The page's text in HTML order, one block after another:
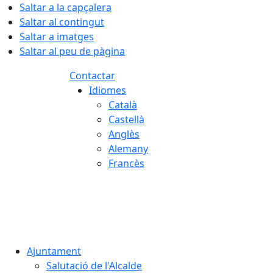
Saltar a la capçalera
Saltar al contingut
Saltar a imatges
Saltar al peu de pàgina
Contactar
Idiomes
Català
Castellà
Anglès
Alemany
Francès
Ajuntament
Salutació de l'Alcalde